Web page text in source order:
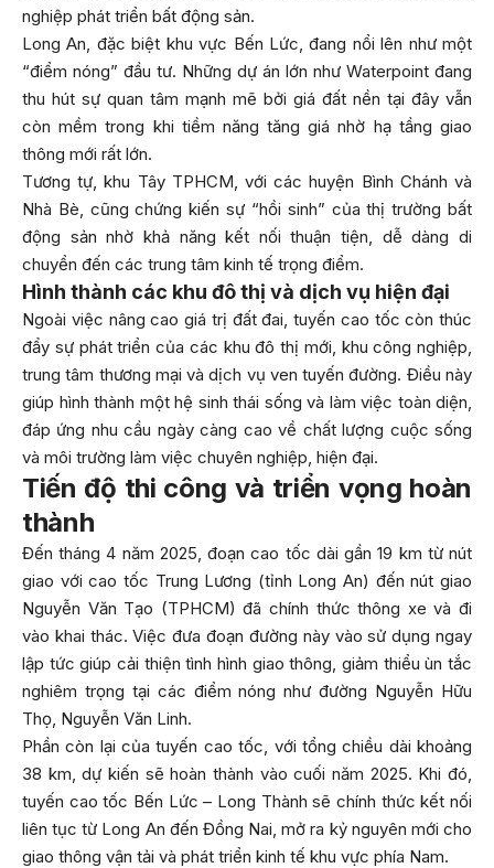
nghiệp phát triển bất động sản.
Long An, đặc biệt khu vực Bến Lức, đang nổi lên như một
“điểm nóng” đầu tư. Những dự án lớn như Waterpoint đang
thu hút sự quan tâm mạnh mẽ bởi giá đất nền tại đây vẫn
còn mềm trong khi tiềm năng tăng giá nhờ hạ tầng giao
thông mới rất lớn.
Tương tự, khu Tây TPHCM, với các huyện Bình Chánh và
Nhà Bè, cũng chứng kiến sự “hồi sinh” của thị trường bất
động sản nhờ khả năng kết nối thuận tiện, dễ dàng di
chuyển đến các trung tâm kinh tế trọng điểm.
Hình thành các khu đô thị và dịch vụ hiện đại
Ngoài việc nâng cao giá trị đất đai, tuyến cao tốc còn thúc
đẩy sự phát triển của các khu đô thị mới, khu công nghiệp,
trung tâm thương mại và dịch vụ ven tuyến đường. Điều này
giúp hình thành một hệ sinh thái sống và làm việc toàn diện,
đáp ứng nhu cầu ngày càng cao về chất lượng cuộc sống
và môi trường làm việc chuyên nghiệp, hiện đại.
Tiến độ thi công và triển vọng hoàn
thành
Đến tháng 4 năm 2025, đoạn cao tốc dài gần 19 km từ nút
giao với cao tốc Trung Lương (tỉnh Long An) đến nút giao
Nguyễn Văn Tạo (TPHCM) đã chính thức thông xe và đi
vào khai thác. Việc đưa đoạn đường này vào sử dụng ngay
lập tức giúp cải thiện tình hình giao thông, giảm thiểu ùn tắc
nghiêm trọng tại các điểm nóng như đường Nguyễn Hữu
Thọ, Nguyễn Văn Linh.
Phần còn lại của tuyến cao tốc, với tổng chiều dài khoảng
38 km, dự kiến sẽ hoàn thành vào cuối năm 2025. Khi đó,
tuyến cao tốc Bến Lức – Long Thành sẽ chính thức kết nối
liên tục từ Long An đến Đồng Nai, mở ra kỷ nguyên mới cho
giao thông vận tải và phát triển kinh tế khu vực phía Nam.